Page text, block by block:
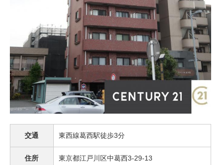
交通 東西線葛西駅徒歩3分
住所 東京都江戸川区中葛西3-29-13